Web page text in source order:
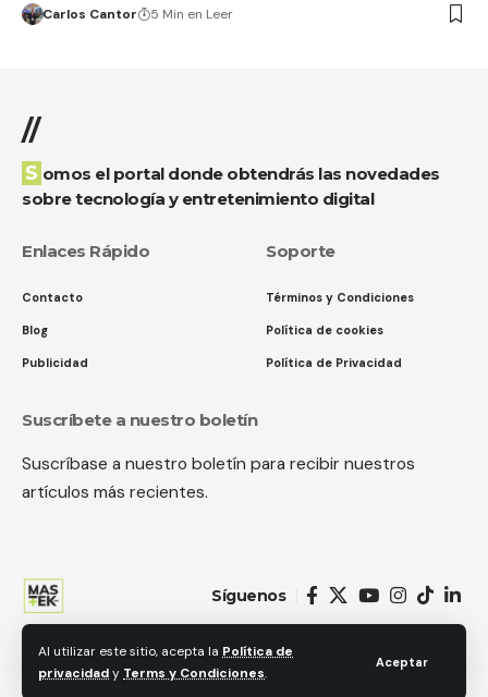
Al utilizar este sitio, acepta la Política de
privacidady Terms y Condiciones.
Aceptar
Carlos Cantor 5 Min en Leer
//
Somos el portal donde obtendrás las novedades
sobre tecnología y entretenimiento digital
Enlaces Rápido
Contacto
Blog
Publicidad
Soporte
Términos y Condiciones
Política de cookies
Política de Privacidad
Suscríbete a nuestro boletín
Suscríbase a nuestro boletín para recibir nuestros
artículos más recientes.
Síguenos
© 2018 MastekHw Service International. LLc. Todos los derechos
reservados.